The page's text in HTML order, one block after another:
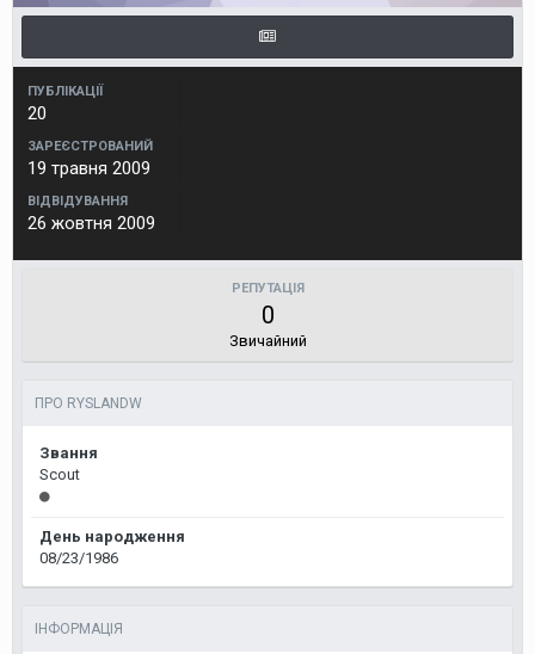
ПУБЛІКАЦІЇ
20
ЗАРЕЄСТРОВАНИЙ
19 травня 2009
ВІДВІДУВАННЯ
26 жовтня 2009
РЕПУТАЦІЯ
0
Звичайний
ПРО RYSLANDW
Звання
Scout
День народження
08/23/1986
ІНФОРМАЦІЯ